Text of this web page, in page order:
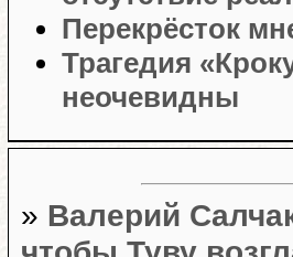
Перекрёсток
Трагедия
неочевидны
» Валерий